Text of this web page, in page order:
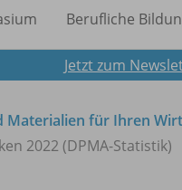
Berufliche
Jetzt zum
Materialien für Ihren
2022 (DPMA-Statistik)